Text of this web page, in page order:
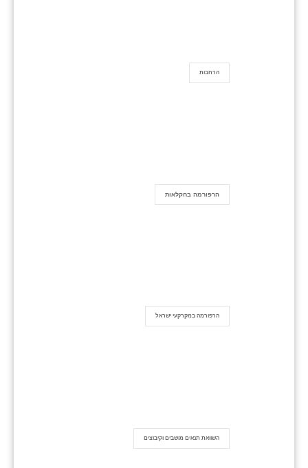
הרחבות
הרפורמה בחקלאות
הרפורמה במקרקעי ישראל
השוואת תנאים מושבים וקיבוצים